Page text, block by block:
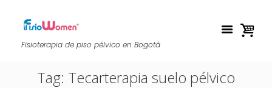
Fisioterapia de piso pélvico en Bogotá
Tag: Tecarterapia suelo pélvico